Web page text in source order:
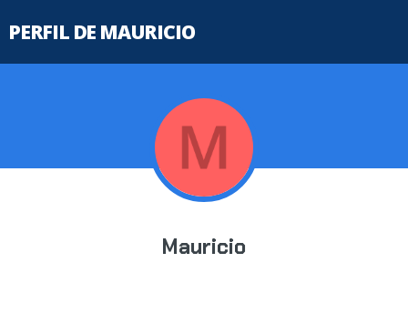
PERFIL DE MAURICIO
Mauricio